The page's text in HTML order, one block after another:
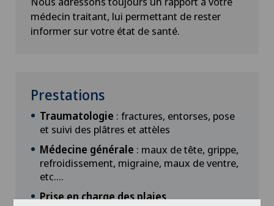
médecin traitant, lui permettant de rester
informer sur votre état de santé.
Prestations
Traumatologie : fractures, entorses, pose
et suivi des plâtres et attèles
Médecine générale : maux de tête, grippe,
refroidissement, migraine, maux de ventre,
etc….
Prise en charge des plaies